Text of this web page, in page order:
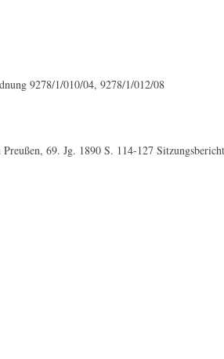
9278/1/010/04, 9278/1/012/08
69. Jg. 1890 S. 114-127